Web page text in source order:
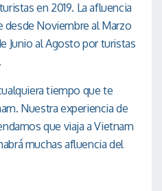
en 2019. La afluencia
desde Noviembre al Marzo
Junio al Agosto por turistas
tiempo que te
Nuestra experiencia de
que viaja a Vietnam
muchas afluencia del